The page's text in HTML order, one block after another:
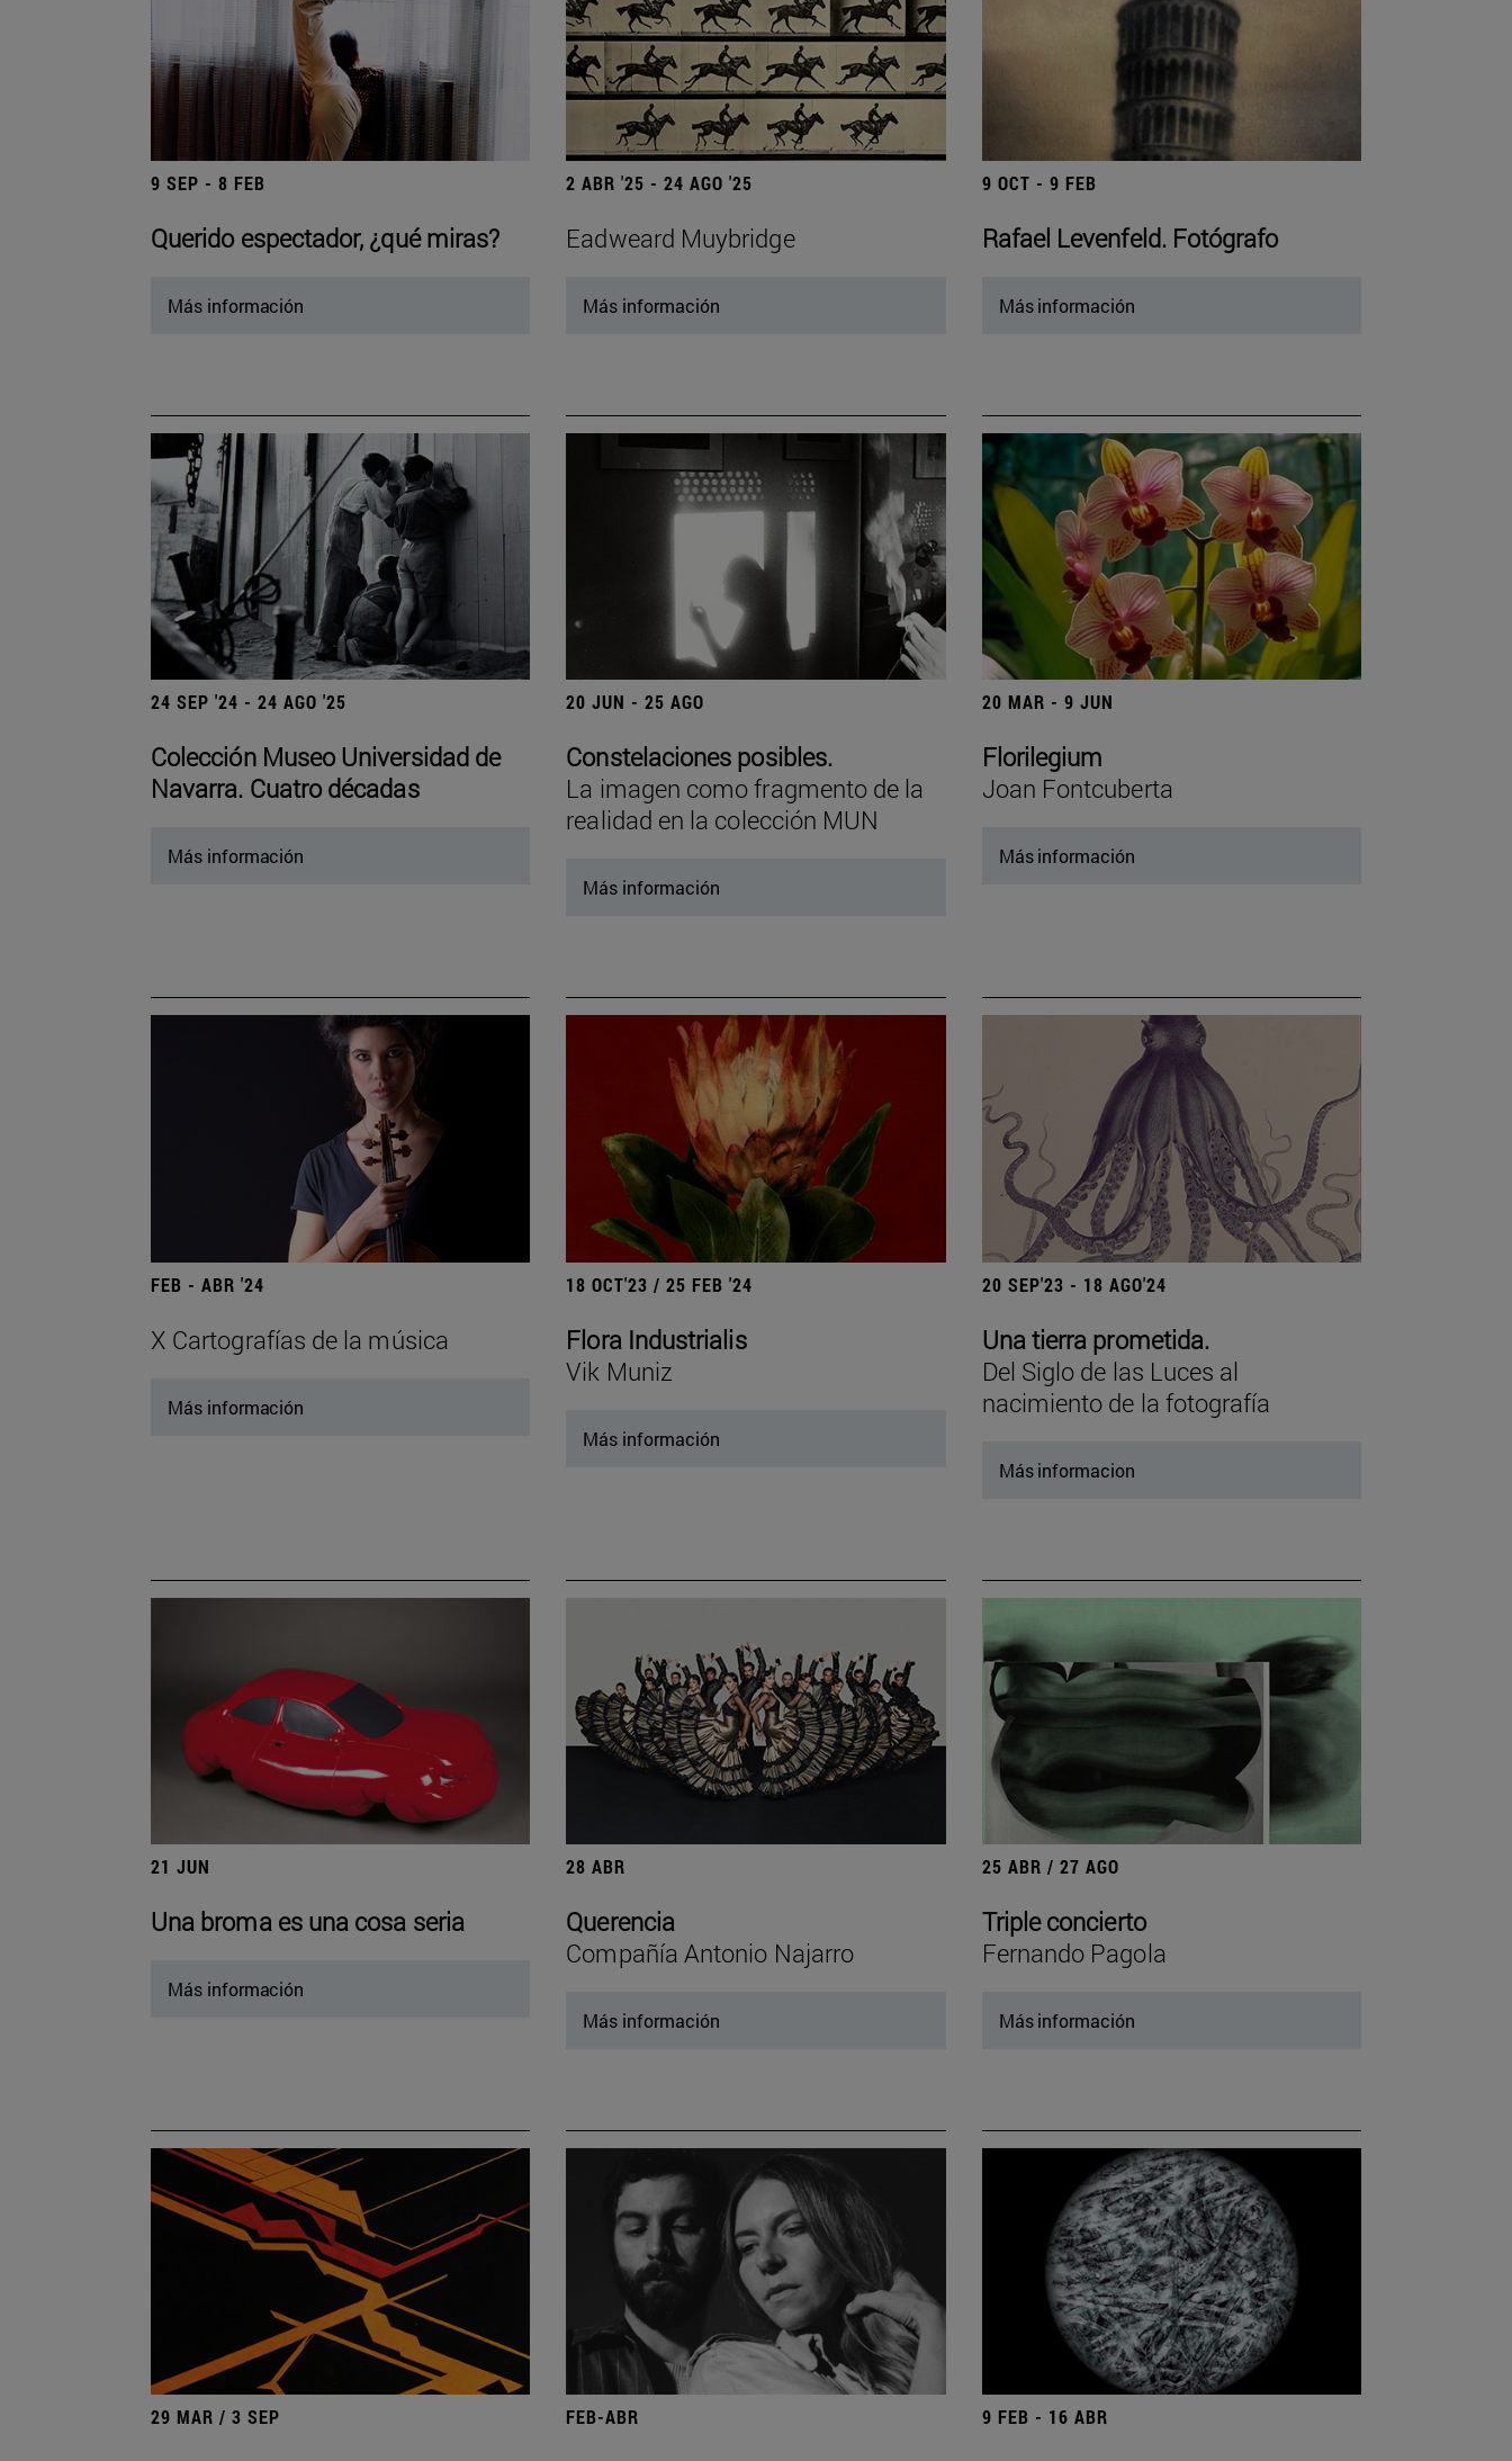
9 SEP - 8 FEB
Querido espectador, ¿qué miras?
Más información
2 ABR '25 - 24 AGO '25
Eadweard Muybridge
Más información
9 OCT - 9 FEB
Rafael Levenfeld. Fotógrafo
Más información
24 SEP '24 - 24 AGO '25
Colección Museo Universidad de
Navarra. Cuatro décadas
Más información
20 JUN - 25 AGO
Constelaciones posibles.
La imagen como fragmento de la
realidad en la colección MUN
Más información
20 MAR - 9 JUN
Florilegium
Joan Fontcuberta
Más información
FEB - ABR '24
X Cartografías de la música
Más información
18 OCT'23 / 25 FEB '24
Flora Industrialis
Vik Muniz
Más información
20 SEP'23 - 18 AGO'24
Una tierra prometida.
Del Siglo de las Luces al
nacimiento de la fotografía
Más informacion
21 JUN
Una broma es una cosa seria
Más información
28 ABR
Querencia
Compañía Antonio Najarro
Más información
25 ABR / 27 AGO
Triple concierto
Fernando Pagola
Más información
29 MAR / 3 SEP FEB-ABR 9 FEB - 16 ABR